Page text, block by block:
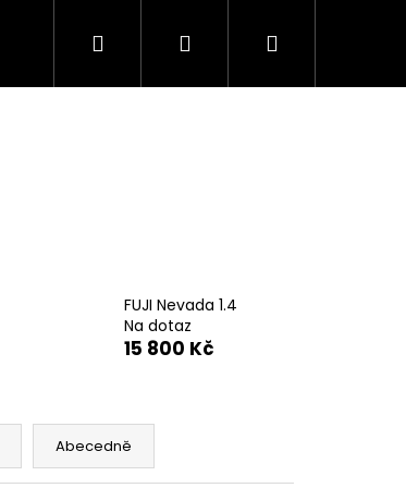
Hledat PřihlášeníNákupní
FUJI Nevada 1.4
Na dotaz
15 800 Kč
Abecedně